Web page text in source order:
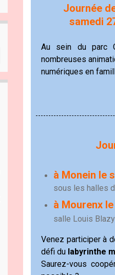
Journée
samedi
Au sein du parc
nombreuses
numériques en
à Monein le
sous les halles
à Mourenx
salle Louis Blazy
Venez participer à
défi du labyrinthe
Saurez-vous